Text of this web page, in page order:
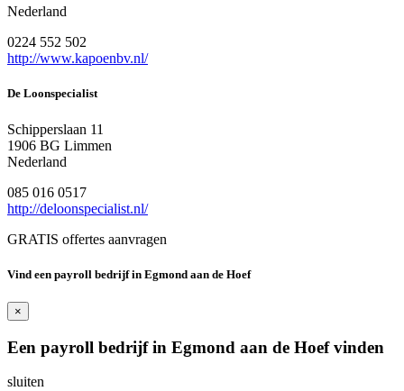
Nederland
0224 552 502
http://www.kapoenbv.nl/
De Loonspecialist
Schipperslaan 11
1906 BG Limmen
Nederland
085 016 0517
http://deloonspecialist.nl/
GRATIS offertes aanvragen
Vind een payroll bedrijf in Egmond aan de Hoef
×
Een payroll bedrijf in Egmond aan de Hoef vinden
sluiten